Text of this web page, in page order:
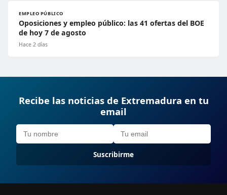
EMPLEO PÚBLICO
Oposiciones y empleo público: las 41 ofertas del BOE
de hoy 7 de agosto
Hace 2 días
Recibe las noticias de Extremadura en tu
email
Suscribirme